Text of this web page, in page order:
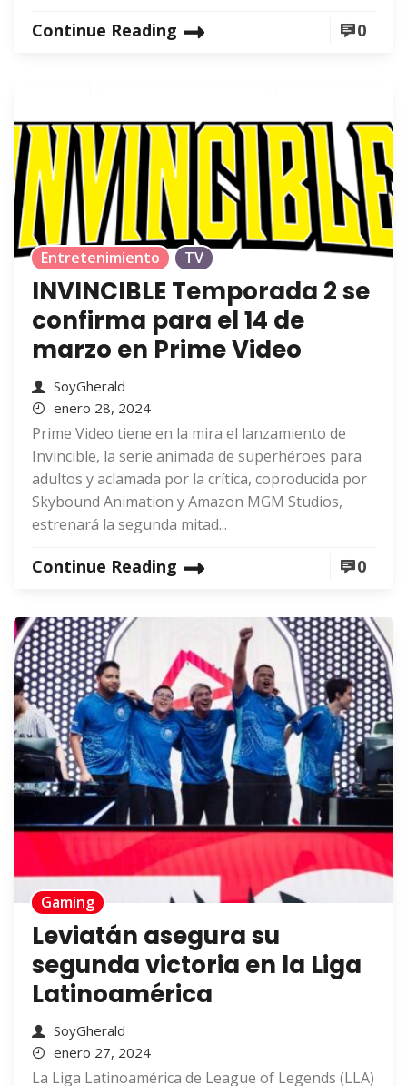
Continue Reading 0
Entretenimiento TV
INVINCIBLE Temporada 2 se
confirma para el 14 de
marzo en Prime Video
SoyGherald
enero 28, 2024
Prime Video tiene en la mira el lanzamiento de
Invincible, la serie animada de superhéroes para
adultos y aclamada por la crítica, coproducida por
Skybound Animation y Amazon MGM Studios,
estrenará la segunda mitad...
Continue Reading 0
Gaming
Leviatán asegura su
segunda victoria en la Liga
Latinoamérica
SoyGherald
enero 27, 2024
La Liga Latinoamérica de League of Legends (LLA)